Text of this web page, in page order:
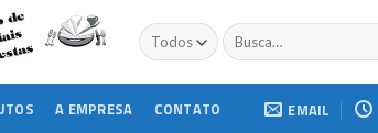
Buscar
por:
A EMPRESA CONTATO EMAIL